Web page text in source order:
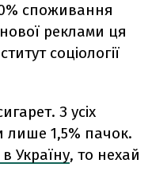
споживання
реклами ця
соціології
З усіх
лише 1,5% пачок.
Україну, то нехай